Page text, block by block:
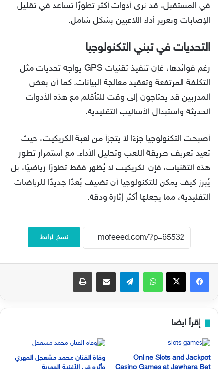
في المستقبل، قد نرى أدوات أكثر تطورًا تساعد في تقليل
الإصابات وتعزيز أداء اللاعبين بشكل شامل.
التحديات في تبني التكنولوجيا
رغم فوائدها، فإن تنفيذ تقنيات GPS يواجه تحديات مثل
التكلفة المرتفعة وتعقيد معالجة البيانات. كما أن بعض
المدربين قد يحتاجون إلى وقت للتأقلم مع هذه الأدوات
الحديثة واستبدال الأساليب التقليدية.
أصبحت التكنولوجيا جزءًا لا يتجزأ من لعبة الكريكيت، حيث
تعيد تعريف طريقة اللعب وتحليل الأداء. مع استمرار تطور
هذه التقنيات، فإن الكريكيت لا يُظهر فقط تطورًا رياضيًا، بل
يُبرز كيف يمكن للتكنولوجيا أن تضيف بُعدًا جديدًا للرياضات
التقليدية، مما يجعلها أكثر إثارة ودقة.
نسخ الرابط
فيسبوك‫X واتساب تيلقرام مشاركة عبر البريد طباعة
إقرأ ايضا
Online Slots and Jackpot
وفاة الفنان محمد مشعجل المهري